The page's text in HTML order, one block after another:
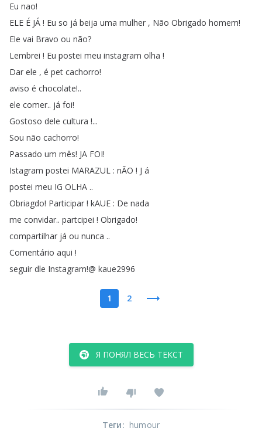
Eu nao!
ELE É JÁ ! Eu so já beija uma mulher , Não Obrigado homem!
Ele vai Bravo ou não?
Lembrei ! Eu postei meu instagram olha !
Dar ele , é pet cachorro!
aviso é chocolate!..
ele comer.. já foi!
Gostoso dele cultura !...
Sou não cachorro!
Passado um mês! JA FOI!
Istagram postei MARAZUL : nÃO ! J á
postei meu IG OLHA ..
Obriagdo! Participar ! kAUE : De nada
me convidar.. partcipei ! Obrigado!
compartilhar já ou nunca ..
Comentário aqui !
seguir dle Instagram!@ kaue2996
1 2
Я ПОНЯЛ ВЕСЬ ТЕКСТ
Теги: humour